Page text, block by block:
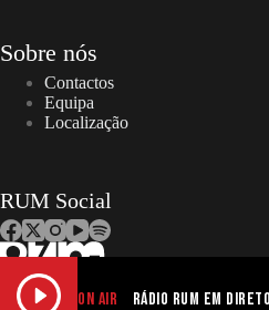
Sobre nós
Contactos
Equipa
Localização
RUM Social
Copyright © 2026 – RUM | Todos os
ON AIR Rádio RUM em Direto